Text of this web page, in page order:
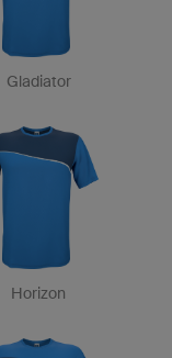
Gladiator
Horizon